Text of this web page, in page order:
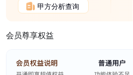
甲方分析查询
会员尊享权益